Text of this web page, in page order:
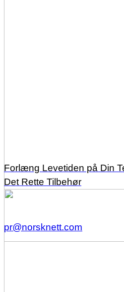
Forlæng Levetiden på Din
Det Rette Tilbehør
pr@norsknett.com